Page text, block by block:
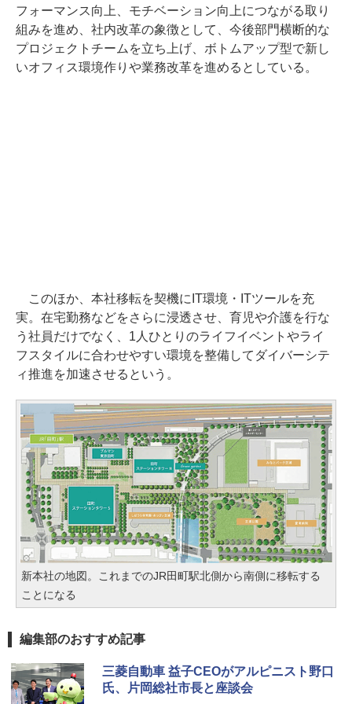
フォーマンス向上、モチベーション向上につながる取り
組みを進め、社内改革の象徴として、今後部門横断的な
プロジェクトチームを立ち上げ、ボトムアップ型で新し
いオフィス環境作りや業務改革を進めるとしている。
このほか、本社移転を契機にIT環境・ITツールを充
実。在宅勤務などをさらに浸透させ、育児や介護を行な
う社員だけでなく、1人ひとりのライフイベントやライ
フスタイルに合わせやすい環境を整備してダイバーシテ
ィ推進を加速させるという。
新本社の地図。これまでのJR田町駅北側から南側に移転する
ことになる
編集部のおすすめ記事
三菱自動車 益子CEOがアルピニスト野口
氏、片岡総社市長と座談会